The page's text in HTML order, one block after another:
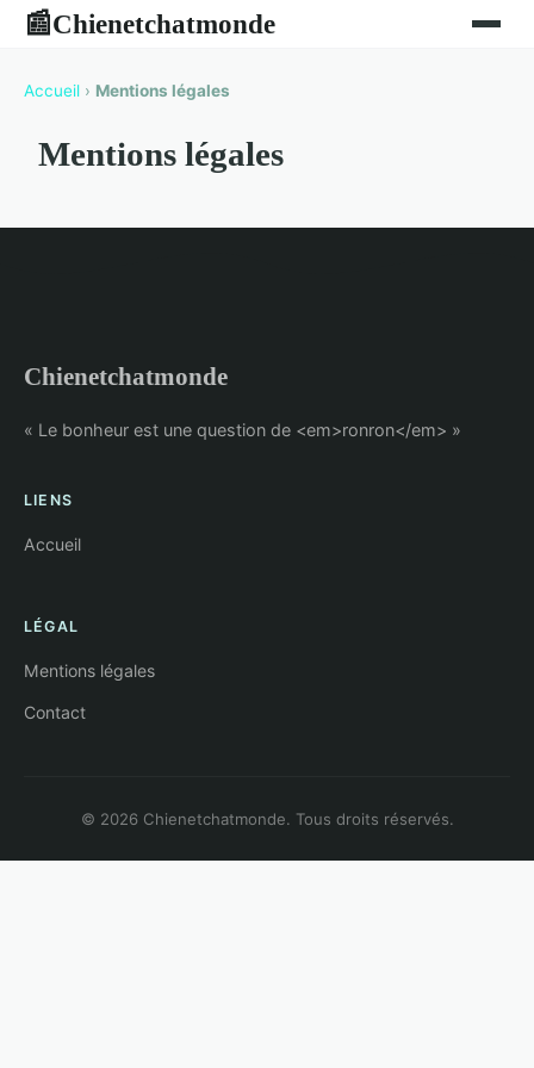
📰Chienetchatmonde
Accueil › Mentions légales
Mentions légales
Chienetchatmonde
« Le bonheur est une question de <em>ronron</em> »
LIENS
Accueil
LÉGAL
Mentions légales
Contact
© 2026 Chienetchatmonde. Tous droits réservés.